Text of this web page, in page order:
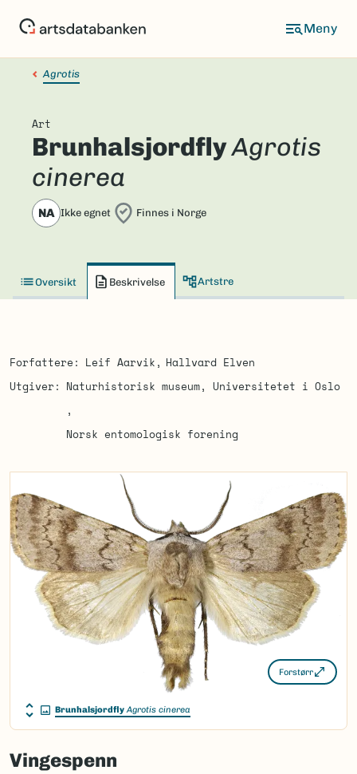
Agrotis
Art
BrunhalsjordflyAgrotis
cinerea
NA Ikke egnet Finnes i Norge
Oversikt Beskrivelse Artstre
Forfattere Leif Aarvik
Hallvard Elven
Utgiver
Naturhistorisk museum, Universitetet i Oslo
Norsk entomologisk forening
Forstørr
Brunhalsjordfly Agrotis cinerea
Vingespenn